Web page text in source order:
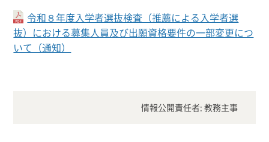
令和８年度入学者選抜検査（推薦による入学者選
抜）における募集人員及び出願資格要件の一部変更につ
いて（通知）
情報公開責任者: 教務主事